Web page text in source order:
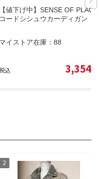
【値下げ中】SENSE OF PLACE
コードシシュウカーディガン
マイストア在庫： 88
込 3,354